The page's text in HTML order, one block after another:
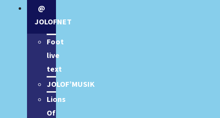
@
JOLOFNET
Foot
live
text
JOLOF’MUSIK
Lions
Of